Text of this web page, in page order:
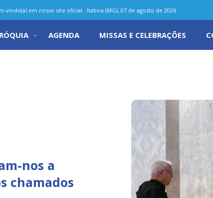
vindo(a) em nosso site oficial . Itabira (MG), 07 de agosto de 2026
AGENDA MISSAS E CELEBRAÇÕES
nos a
chamados